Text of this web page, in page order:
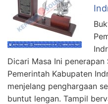
Dicari Masa Ini penerapan
Pemerintah Kabupaten
menjelang penghargaan
buntut lengan. Tampil